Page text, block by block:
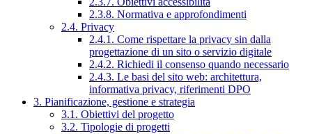
2.3.8. Normativa e approfondimenti
2.4. Privacy
2.4.1. Come rispettare la privacy sin dalla
progettazione di un sito o servizio digitale
2.4.2. Richiedi il consenso quando necessario
2.4.3. Le basi del sito web: architettura,
informativa privacy, riferimenti DPO
3. Pianificazione, gestione e strategia
3.1. Obiettivi del progetto
3.2. Tipologie di progetti